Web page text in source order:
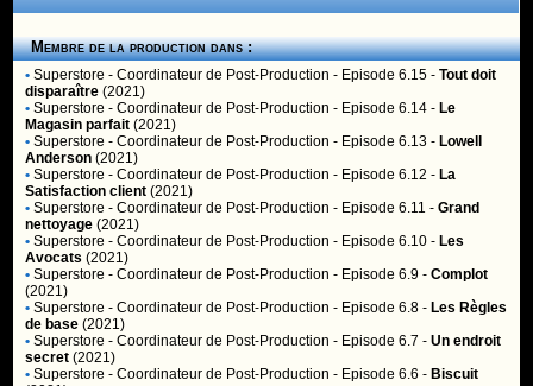
Membre de la production dans :
• Superstore - Coordinateur de Post-Production - Episode 6.15 -Tout doit
disparaître (2021)
• Superstore - Coordinateur de Post-Production - Episode 6.14 - Le
Magasin parfait (2021)
• Superstore - Coordinateur de Post-Production - Episode 6.13 - Lowell
Anderson (2021)
• Superstore - Coordinateur de Post-Production - Episode 6.12 - La
Satisfaction client (2021)
• Superstore - Coordinateur de Post-Production - Episode 6.11 -Grand
nettoyage (2021)
• Superstore - Coordinateur de Post-Production - Episode 6.10 - Les
Avocats (2021)
• Superstore - Coordinateur de Post-Production - Episode 6.9 -Complot
(2021)
• Superstore - Coordinateur de Post-Production - Episode 6.8 - Les Règles
de base (2021)
• Superstore - Coordinateur de Post-Production - Episode 6.7 -Un endroit
secret (2021)
• Superstore - Coordinateur de Post-Production - Episode 6.6 - Biscuit